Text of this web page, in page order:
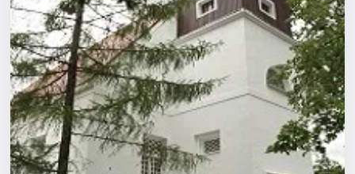
Города
Площадки
Артисты
Рейтинги